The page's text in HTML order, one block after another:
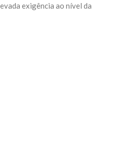
exigência ao nível da